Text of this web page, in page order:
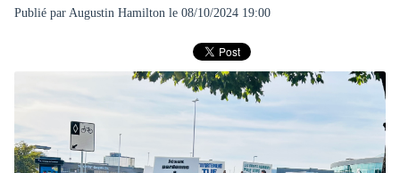
Publié par Augustin Hamiltonle 08/10/2024 19:00